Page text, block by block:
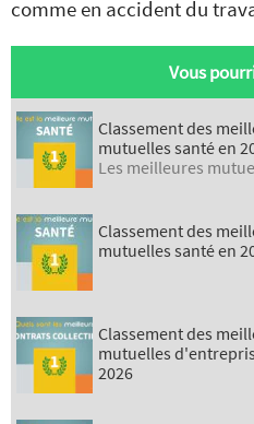
comme en accident du
Vous
Classement des
mutuelles santé en
Les meilleures
Classement des
mutuelles santé en
Classement des
mutuelles
2026